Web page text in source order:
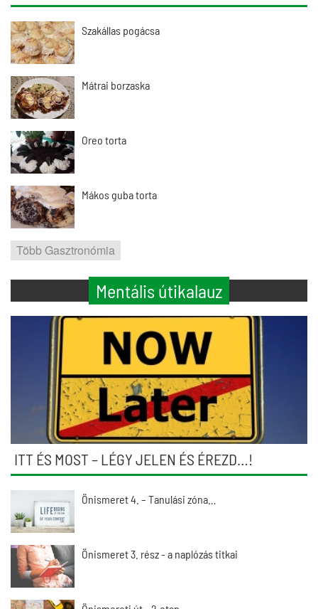
Szakállas pogácsa
Mátrai borzaska
Oreo torta
Mákos guba torta
Több Gasztronómia
Mentális útikalauz
ITT ÉS MOST – LÉGY JELEN ÉS ÉREZD…!
Önismeret 4. – Tanulási zóna…
Önismeret 3. rész - a naplózás titkai